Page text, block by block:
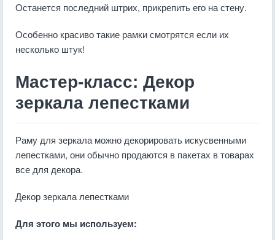
Останется последний штрих, прикрепить его на стену.
Особенно красиво такие рамки смотрятся если их
несколько штук!
Мастер-класс: Декор
зеркала лепестками
Раму для зеркала можно декорировать искусвенными
лепестками, они обычно продаются в пакетах в товарах
все для декора.
Декор зеркала лепестками
Для этого мы используем: